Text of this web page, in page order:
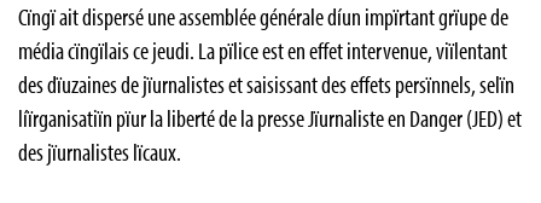
Cïngï ait dispersé une assemblée générale díun impïrtant grïupe de
média cïngïlais ce jeudi. La pïlice est en effet intervenue, viïlentant
des dïuzaines de jïurnalistes et saisissant des effets persïnnels, selïn
líïrganisatiïn pïur la liberté de la presse Jïurnaliste en Danger (JED) et
des jïurnalistes lïcaux.